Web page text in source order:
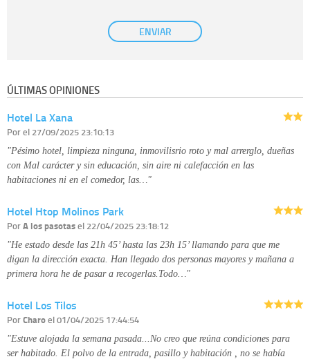
únicamente trataremos sus datos con su consentimiento
previo, que podrá facilitarnos mediante la casilla correspondiente
Derechos:tiene derecho a saber qué información tenemos sobre usted,
disponible en nuestra página web.
Información complementaria:
ENVIAR
ÚLTIMAS OPINIONES
Hotel La Xana
Porel 27/09/2025 23:10:13
"Pésimo hotel, limpieza ninguna, inmovilisrio roto y mal arrerglo, dueñas
con Mal carácter y sin educación, sin aire ni calefacción en las
habitaciones ni en el comedor, las…"
Hotel Htop Molinos Park
PorA los pasotasel 22/04/2025 23:18:12
"He estado desde las 21h 45’ hasta las 23h 15’ llamando para que me
digan la dirección exacta. Han llegado dos personas mayores y mañana a
primera hora he de pasar a recogerlas.Todo…"
Hotel Los Tilos
PorCharoel 01/04/2025 17:44:54
"Estuve alojada la semana pasada...No creo que reúna condiciones para
ser habitado. El polvo de la entrada, pasillo y habitación , no se había